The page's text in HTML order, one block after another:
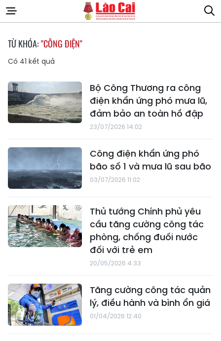
TỪ KHÓA:"CÔNG ĐIỆN"
Có 41 kết quả
Bộ Công Thương ra công
điện khẩn ứng phó mưa lũ,
đảm bảo an toàn hồ đập
23/07/2026 14:02
Công điện khẩn ứng phó
bão số 1 và mưa lũ sau bão
03/07/2026 11:02
Thủ tướng Chính phủ yêu
cầu tăng cường công tác
phòng, chống đuối nước
đối với trẻ em
20/05/2026 4:33
Tăng cường công tác quản
lý, điều hành và bình ổn giá
01/04/2026 12:40